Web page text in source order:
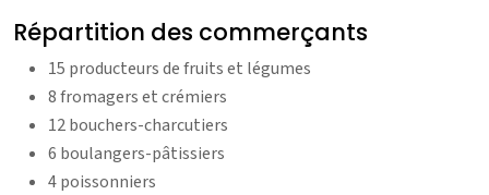
Répartition des commerçants
15 producteurs de fruits et légumes
8 fromagers et crémiers
12 bouchers-charcutiers
6 boulangers-pâtissiers
4 poissonniers